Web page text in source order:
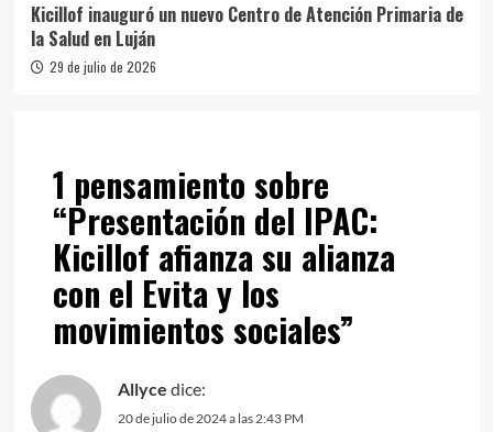
Kicillof inauguró un nuevo Centro de Atención Primaria de
la Salud en Luján
29 de julio de 2026
1 pensamiento sobre
“Presentación del IPAC:
Kicillof afianza su alianza
con el Evita y los
movimientos sociales”
Allyce dice:
20 de julio de 2024 a las 2:43 PM